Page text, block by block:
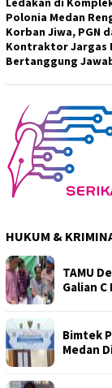
Polonia Medan
Korban Jiwa, PGN
Kontraktor Jargas
Bertanggung
HUKUM &
TAMU
Galian
Bimtek
Medan